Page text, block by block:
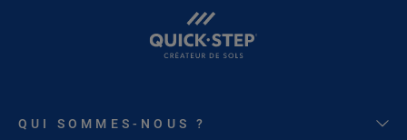
QUI SOMMES-NOUS ?